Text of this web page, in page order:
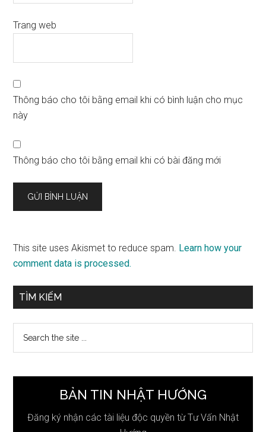
Trang web
Thông báo cho tôi bằng email khi có bình luận cho mục
này
Thông báo cho tôi bằng email khi có bài đăng mới
This site uses Akismet to reduce spam. Learn how your
comment data is processed.
Sidebar
TÌM KIẾM
...
BẢN TIN NHẬT HƯỚNG
Đăng ký nhận các tài liệu độc quyền từ Tư Vấn Nhật